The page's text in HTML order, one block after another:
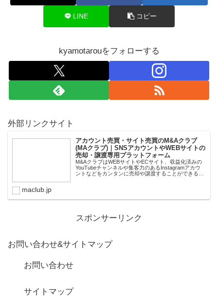
LINE コピー
kyamotarouをフォローする
外部リンクサイト
アカウント売買・サイト売買のM&Aクラブ
(MAクラブ)｜SNSアカウントやWEBサイトの
売却・譲渡専用プラットフォーム
M&AクラブはWEBサイトやECサイト、収益化済みの
YouTubeチャンネルや集客力のあるInstagramアカウ
ントなどをカンタンに売却や譲渡することができるプ
maclub.jp
スポンサーリンク
お問い合わせ&サイトマップ
お問い合わせ
サイトマップ